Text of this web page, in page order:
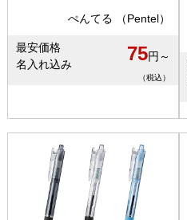
ぺんてる （Pentel）
最安価格
名入れ込み
75円～
（税込）